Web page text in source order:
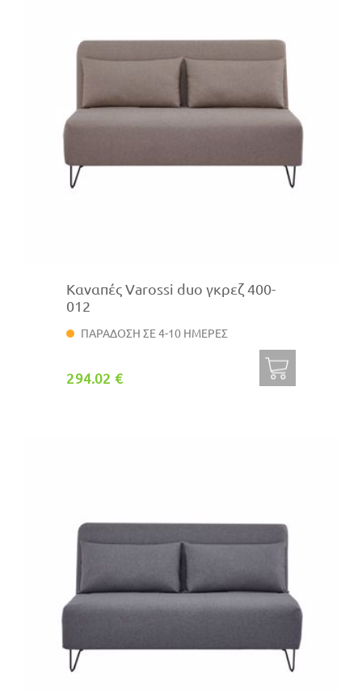
Καναπές Varossi duo γκρεζ 400-
012
ΠΑΡΑΔΟΣΗ ΣΕ 4-10 ΗΜΕΡΕΣ
294.02 €